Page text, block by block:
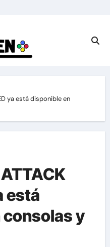
ya está disponible en
está
y